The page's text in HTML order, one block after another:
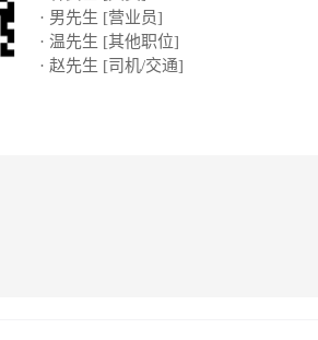
· 男先生 [营业员]
· 温先生 [其他职位]
· 赵先生 [司机/交通]